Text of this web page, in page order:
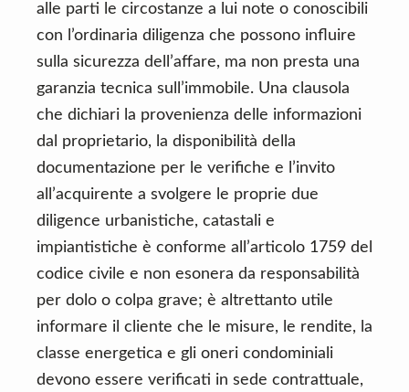
alle parti le circostanze a lui note o conoscibili
con l’ordinaria diligenza che possono influire
sulla sicurezza dell’affare, ma non presta una
garanzia tecnica sull’immobile. Una clausola
che dichiari la provenienza delle informazioni
dal proprietario, la disponibilità della
documentazione per le verifiche e l’invito
all’acquirente a svolgere le proprie due
diligence urbanistiche, catastali e
impiantistiche è conforme all’articolo 1759 del
codice civile e non esonera da responsabilità
per dolo o colpa grave; è altrettanto utile
informare il cliente che le misure, le rendite, la
classe energetica e gli oneri condominiali
devono essere verificati in sede contrattuale,